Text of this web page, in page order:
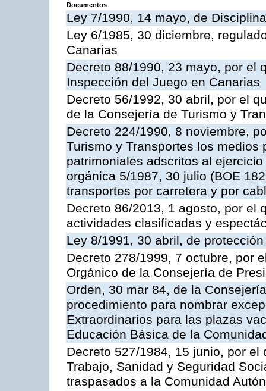
Documentos
Ley 7/1990, 14 mayo, de
Ley 6/1985, 30 diciembre,
Canarias
Decreto 88/1990, 23 mayo, por el
Inspección del Juego en Canarias
Decreto 56/1992, 30 abril, por el
de la Consejería de Turismo y
Decreto 224/1990, 8 noviembre,
Turismo y Transportes los
patrimoniales adscritos al
orgánica 5/1987, 30 julio (BOE
transportes por carretera y por
Decreto 86/2013, 1 agosto, por el
actividades clasificadas y
Ley 8/1991, 30 abril, de
Decreto 278/1999, 7 octubre, por
Orgánico de la Consejería de
Orden, 30 mar 84, de la
procedimiento para nombrar
Extraordinarios para las plazas
Educación Básica de la
Decreto 527/1984, 15 junio, por
Trabajo, Sanidad y Seguridad
traspasados a la Comunidad